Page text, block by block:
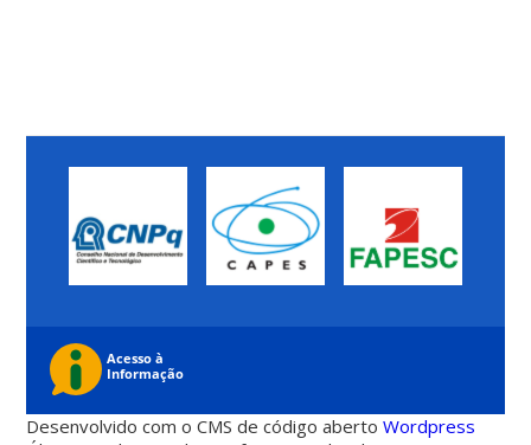
Desenvolvido com o CMS de código abertoWordpress